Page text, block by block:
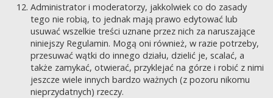
Administrator i moderatorzy, jakkolwiek co do zasady
tego nie robią, to jednak mają prawo edytować lub
usuwać wszelkie treści uznane przez nich za naruszające
niniejszy Regulamin. Mogą oni również, w razie potrzeby,
przesuwać wątki do innego działu, dzielić je, scalać, a
także zamykać, otwierać, przyklejać na górze i robić z nimi
jeszcze wiele innych bardzo ważnych (z pozoru nikomu
nieprzydatnych) rzeczy.